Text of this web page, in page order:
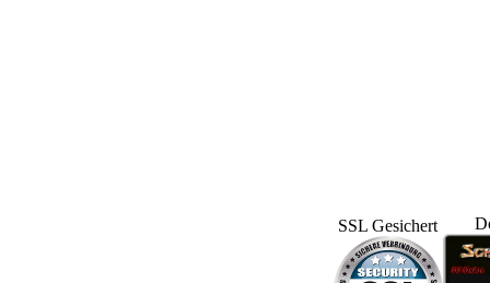
SSL Gesichert